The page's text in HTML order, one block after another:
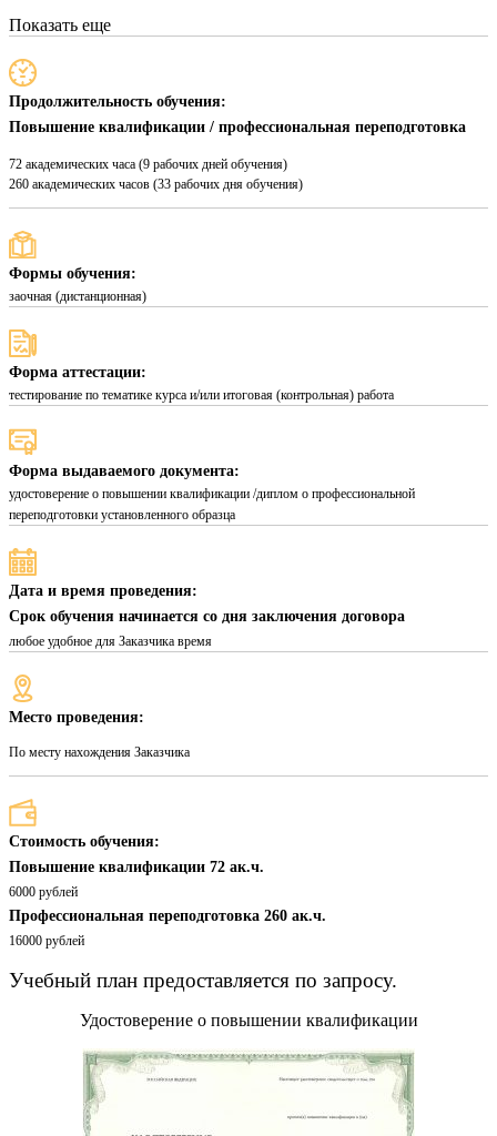
Показать еще
Продолжительность обучения:
Повышение квалификации / профессиональная переподготовка
72 академических часа (9 рабочих дней обучения)
260 академических часов (33 рабочих дня обучения)
Формы обучения:
заочная (дистанционная)
Форма аттестации:
тестирование по тематике курса и/или итоговая (контрольная) работа
Форма выдаваемого документа:
удостоверение о повышении квалификации /диплом о профессиональной
переподготовки установленного образца
Дата и время проведения:
Срок обучения начинается со дня заключения договора
любое удобное для Заказчика время
Место проведения:
По месту нахождения Заказчика
Стоимость обучения:
Повышение квалификации 72 ак.ч.
6000 рублей
Профессиональная переподготовка 260 ак.ч.
16000 рублей
Учебный план предоставляется по запросу.
Удостоверение о повышении квалификации